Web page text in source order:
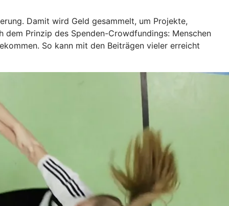
Damit wird Geld gesammelt, um Projekte,
Prinzip des Spenden-Crowdfundings: Menschen
So kann mit den Beiträgen vieler erreicht